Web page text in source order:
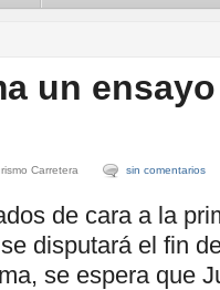
un
Carretera sin comentarios
de cara a la
disputará el fin
se espera que